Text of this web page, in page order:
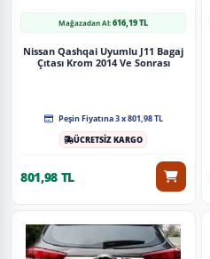
Mağazadan Al:616,19 TL
Nissan Qashqai Uyumlu J11 Bagaj
Çıtası Krom 2014 Ve Sonrası
Peşin Fiyatına 3 x 801,98 TL
ÜCRETSİZ KARGO
801,98 TL